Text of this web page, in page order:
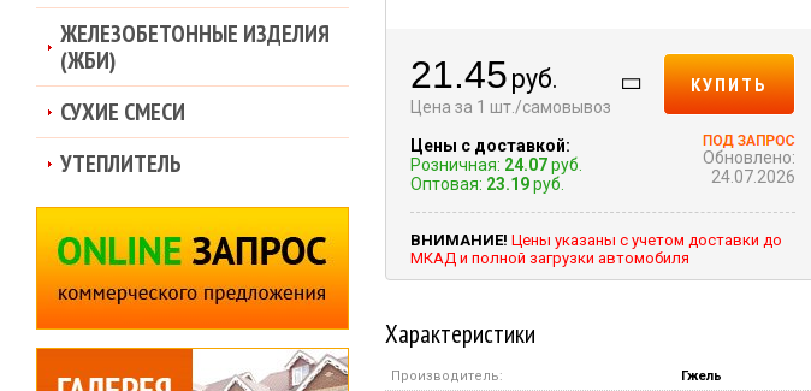
21.45 руб.
Цена за 1 шт./самовывоз
Цены с доставкой:
Розничная: 24.07руб.
Оптовая: 23.19руб.
КУПИТЬ
Обновлено:
24.07.2026
ВНИМАНИЕ! Цены указаны с учетом доставки до
МКАД и полной загрузки автомобиля
Характеристики
Производитель:
Гжель
ЖЕЛЕЗОБЕТОННЫЕ ИЗДЕЛИЯ
(ЖБИ)
СУХИЕ СМЕСИ
УТЕПЛИТЕЛЬ